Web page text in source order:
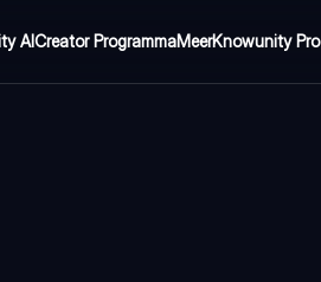
AICreator ProgrammaMeerKnowunity Pro